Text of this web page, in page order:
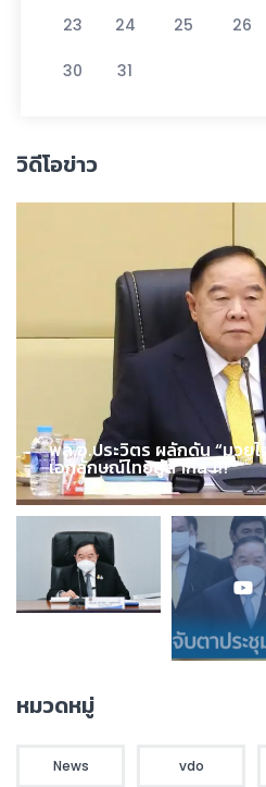
23 24 25 26
30 31
วิดีโอข่าว
พล.อ.ประวิตร ผลักดัน “มวยไ
เอกลักษณ์ไทยสู่สากล !!!
หมวดหมู่
News vdo